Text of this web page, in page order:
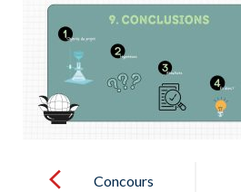
navigation
Concours